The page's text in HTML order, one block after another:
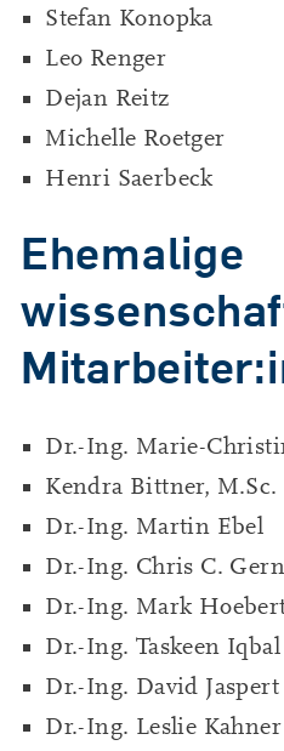
Stefan Konopka
Leo Renger
Dejan Reitz
Michelle Roetger
Henri Saerbeck
Ehemalige
Dr.-Ing. Marie-
Kendra Bittner, M.Sc.
Dr.-Ing. Martin Ebel
Dr.-Ing. Chris C.
Dr.-Ing. Mark
Dr.-Ing. Taskeen Iqbal
Dr.-Ing. David Jaspert
Dr.-Ing. Leslie Kahner